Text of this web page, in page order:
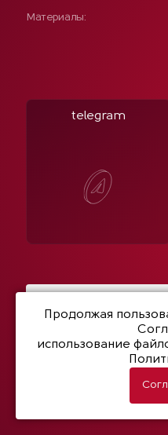
Материалы:
telegram
Политика конфиденциальности
Продолжая
использование